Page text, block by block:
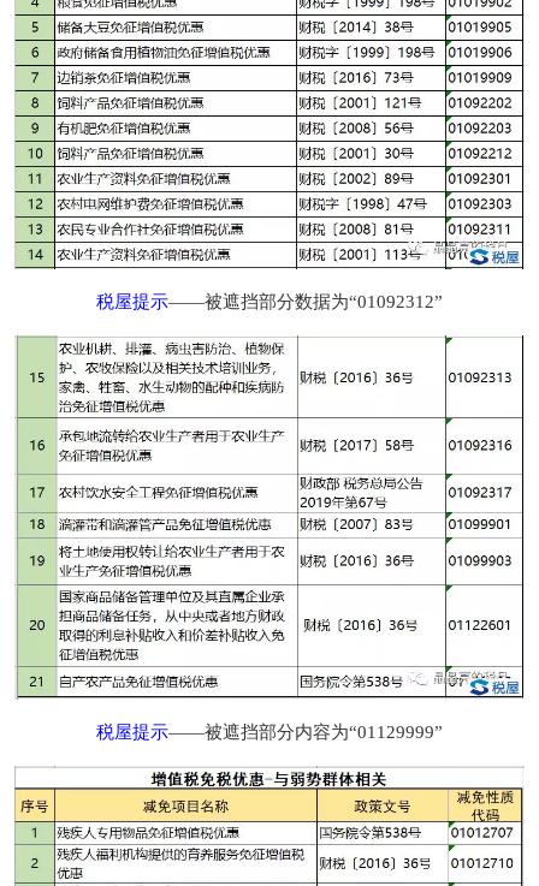
税屋提示——被遮挡部分数据为“01092312”
税屋提示——被遮挡部分内容为“01129999”